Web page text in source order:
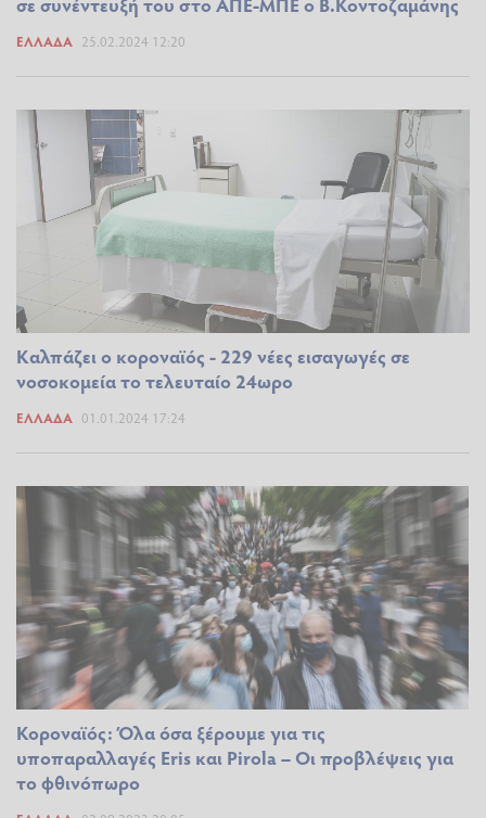
ΕΛΛΆΔΑ 25.02.2024 12:20
Καλπάζει ο κοροναϊός - 229 νέες εισαγωγές σε
νοσοκομεία το τελευταίο 24ωρο
ΕΛΛΆΔΑ 01.01.2024 17:24
Κοροναϊός: Όλα όσα ξέρουμε για τις
υποπαραλλαγές Eris και Pirola – Οι προβλέψεις για
το φθινόπωρο